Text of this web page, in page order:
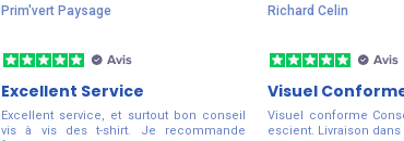
Prim'vert Paysage Richard Celin
Excellent Service
Excellent service, et surtout bon conseil
vis à vis des t-shirt. Je recommande
Visuel
Visuel conforme
escient. Livraison